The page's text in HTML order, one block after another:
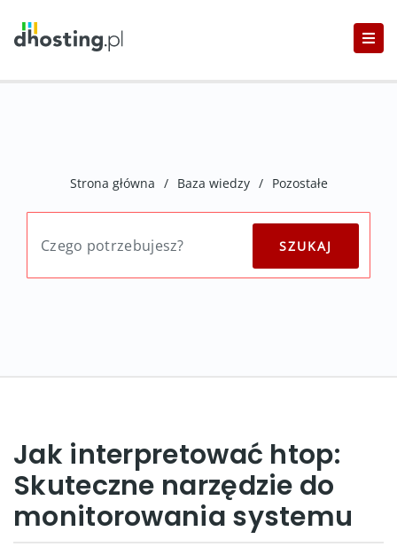
Strona główna / Baza wiedzy / Pozostałe
Jak interpretować htop:
Skuteczne narzędzie do
monitorowania systemu